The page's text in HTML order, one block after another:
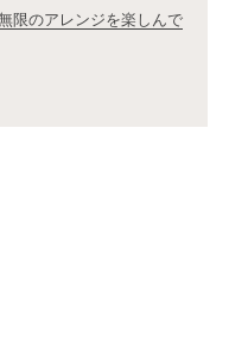
限のアレンジを楽しんで